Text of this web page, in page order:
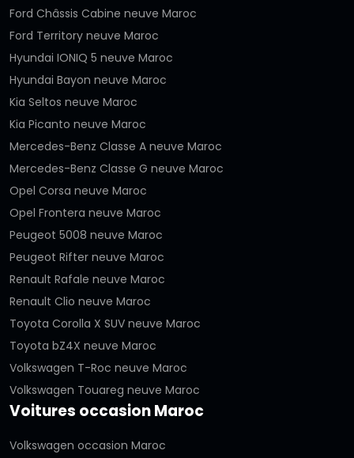
Ford Châssis Cabine neuve Maroc
Ford Territory neuve Maroc
Hyundai IONIQ 5 neuve Maroc
Hyundai Bayon neuve Maroc
Kia Seltos neuve Maroc
Kia Picanto neuve Maroc
Mercedes-Benz Classe A neuve Maroc
Mercedes-Benz Classe G neuve Maroc
Opel Corsa neuve Maroc
Opel Frontera neuve Maroc
Peugeot 5008 neuve Maroc
Peugeot Rifter neuve Maroc
Renault Rafale neuve Maroc
Renault Clio neuve Maroc
Toyota Corolla X SUV neuve Maroc
Toyota bZ4X neuve Maroc
Volkswagen T-Roc neuve Maroc
Volkswagen Touareg neuve Maroc
Voitures occasion Maroc
Volkswagen occasion Maroc